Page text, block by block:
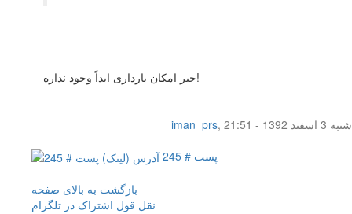
خیر امکان بارداری ابداً وجود نداره!
iman_prs,
شنبه 3 اسفند 1392 - 21:51
پست # 245
بازگشت به بالای صفحه
نقل قول اشتراک در تلگرام